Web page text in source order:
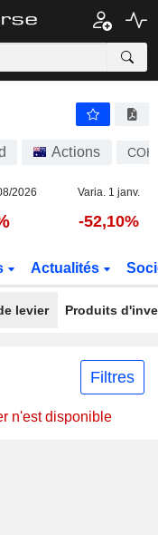
Actions COH
2026 Varia. 1 janv.
-52,10%
Actualités
levier Produits
Filtres
n'est disponible